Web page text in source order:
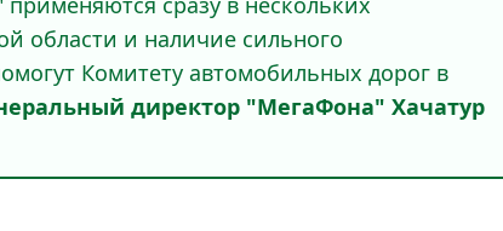
области и наличие сильного
Комитету автомобильных дорог в
директор "МегаФона" Хачатур